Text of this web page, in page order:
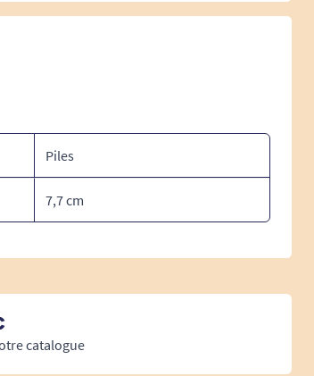
Piles
7,7 cm
catalogue